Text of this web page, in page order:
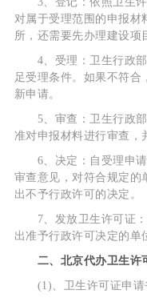
对属于受理范围的申报材
所，还需要先办理建设项
4、受理：卫生行政部
足受理条件。如果不符
新申请。
5、审查：卫生行政部
准对申报材料进行审查，
6、决定：自受理申请
审查意见，对符合规定的
出不予行政许可的决定。
7、发放卫生许可证：
出准予行政许可决定的单
二、北京代办卫生许
(1)、卫生许可证申请